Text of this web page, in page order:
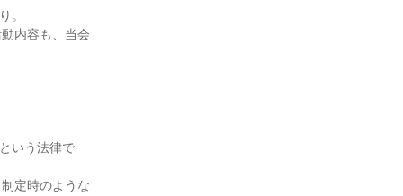
。
内容も、当会
いう法律で
定時のような